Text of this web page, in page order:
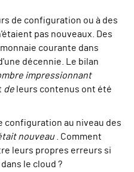
de configuration ou à des
pas nouveaux. Des
courante dans
décennie. Le bilan
impressionnant
de leurs contenus ont été
configuration au niveau des
nouveau
. Comment
leurs propres erreurs si
le cloud ?